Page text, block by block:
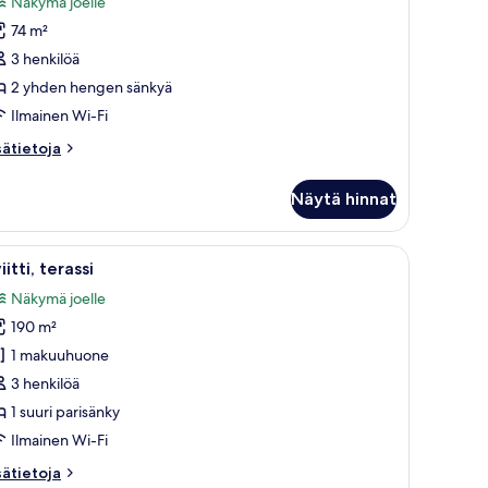
74 m²
3 henkilöä
2 yhden hengen sänkyä
Ilmainen Wi-Fi
Näytä hinnat
ja jossa on sänky, työpöytä ja tuoli.Hotellihuone, jossa on suuri sänky, kaksi
11 terassi
Näkymä joelle
190 m²
1 makuuhuone
3 henkilöä
1 suuri parisänky
Ilmainen Wi-Fi